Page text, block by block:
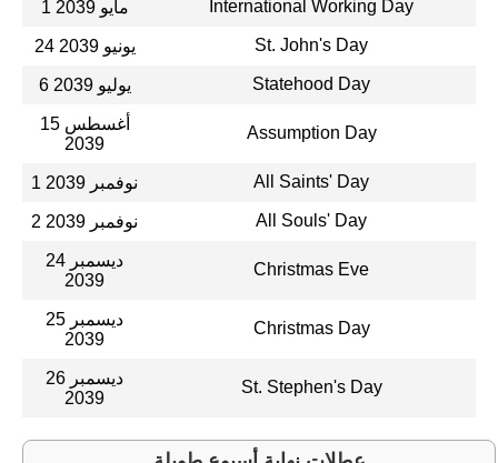
1 مايو 2039 International Working Day
24 يونيو 2039 St. John's Day
6 يوليو 2039 Statehood Day
15 أغسطس
2039
Assumption Day
1 نوفمبر 2039 All Saints' Day
2 نوفمبر 2039 All Souls' Day
24 ديسمبر
2039
Christmas Eve
25 ديسمبر
2039
Christmas Day
26 ديسمبر
2039
St. Stephen's Day